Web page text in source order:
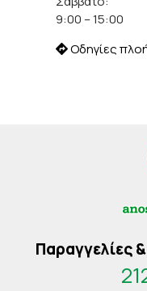
9:00 – 15:00
Οδηγίες
Παραγγελίες